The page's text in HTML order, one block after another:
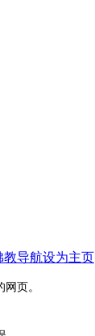
教导航设为主页
页。